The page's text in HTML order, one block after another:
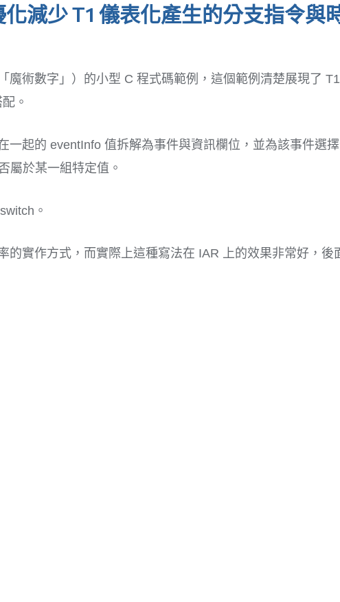
減少 T1 儀表化產生的分支指令與
魔術數字」）的小型 C 程式碼範例，這個範例清楚展現了
。
一起的 eventInfo 值拆解為事件與資訊欄位，並為該事件選
屬於某一組特定值。
。
的實作方式，而實際上這種寫法在 IAR 上的效果非常好，後